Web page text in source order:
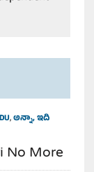
,అన్నా, ఇది
No More